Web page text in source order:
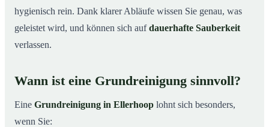
hygienisch rein. Dank klarer Abläufe wissen Sie genau, was
geleistet wird, und können sich aufdauerhafte Sauberkeit
verlassen.
Wann ist eine Grundreinigung sinnvoll?
Eine Grundreinigung in Ellerhoop lohnt sich besonders,
wenn Sie: